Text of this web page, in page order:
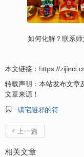
如何化解？联系师
本文链接： https://
转载声明：本站发布文章
文章来源！

镇宅避邪的符
 上一篇
相关文章